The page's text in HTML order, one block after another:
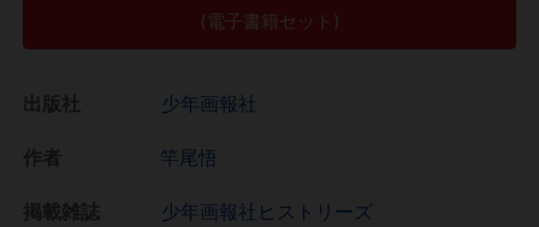
(電子書籍セット)
少年画報社
竿尾悟
少年画報社ヒストリーズ